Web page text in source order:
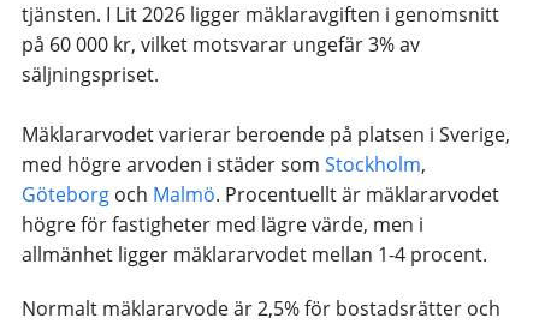
tjänsten. I Lit 2026 ligger mäklaravgiften i genomsnitt
på 60 000 kr, vilket motsvarar ungefär 3% av
säljningspriset.
Mäklararvodet varierar beroende på platsen i Sverige,
med högre arvoden i städer som Stockholm,
Göteborgoch Malmö. Procentuellt är mäklararvodet
högre för fastigheter med lägre värde, men i
allmänhet ligger mäklararvodet mellan 1-4 procent.
Normalt mäklararvode är 2,5% för bostadsrätter och